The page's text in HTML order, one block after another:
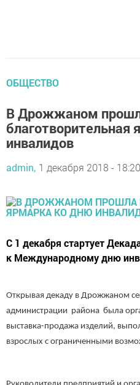
ОБЩЕСТВО
В Дрожжаном
инвалидов
admin, 1 декабря 2018 - 18:20
С 1 декабря стартует
к Международному дню
Открывая декаду в Дрожжаном
администрации района была
выставка-продажа изделий,
взрослых с ограниченными